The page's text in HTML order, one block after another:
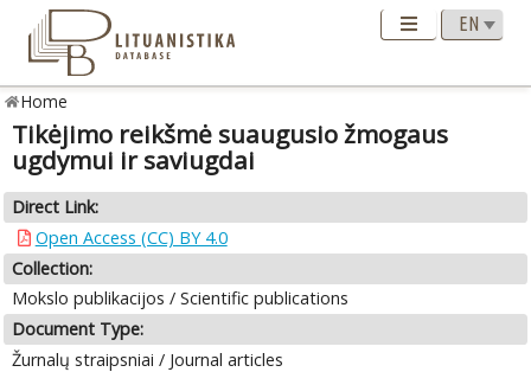
Home
Tikėjimo reikšmė suaugusio žmogaus
ugdymui ir saviugdai
Direct Link:
Open Access (CC) BY 4.0
Collection:
Mokslo publikacijos / Scientific publications
Document Type:
Žurnalų straipsniai / Journal articles